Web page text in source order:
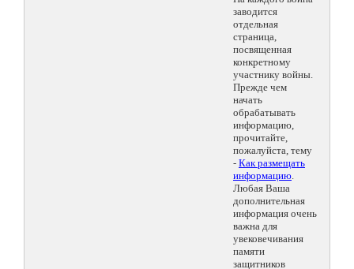
заводится
отдельная
страница,
посвященная
конкретному
участнику войны.
Прежде чем
начать
обрабатывать
информацию,
прочитайте,
пожалуйста, тему
- Как размещать
информацию.
Любая Ваша
дополнительная
информация очень
важна для
увековечивания
памяти
защитников